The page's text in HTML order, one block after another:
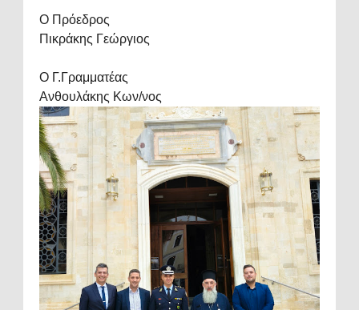
Ο Πρόεδρος
Πικράκης Γεώργιος
Ο Γ.Γραμματέας
Ανθουλάκης Κων/νος